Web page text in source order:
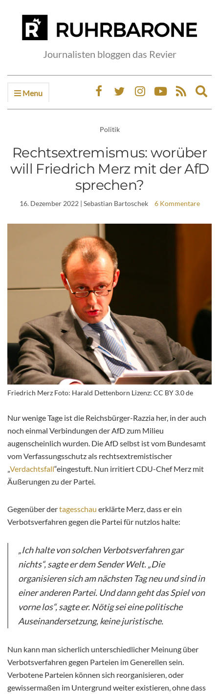
Journalisten bloggen das Revier
Menu
Politik
Rechtsextremismus: worüber
will Friedrich Merz mit der AfD
sprechen?
16. Dezember 2022| Sebastian Bartoschek 6 Kommentare
Friedrich Merz Foto: Harald Dettenborn Lizenz: CC BY 3.0 de
Nur wenige Tage ist die Reichsbürger-Razzia her, in der auch
noch einmal Verbindungen der AfD zum Milieu
augenscheinlich wurden. Die AfD selbst ist vom Bundesamt
vom Verfassungsschutz als rechtsextremistischer
Verdachtsfall“eingestuft. Nun irritiert CDU-Chef Merz mit
Äußerungen zu der Partei.
Gegenüber dertagesschau erklärte Merz, dass er ein
Verbotsverfahren gegen die Partei für nutzlos halte:
„Ich halte von solchen Verbotsverfahren gar
nichts“, sagte er dem Sender Welt. „Die
organisieren sich am nächsten Tag neu und sind in
einer anderen Partei. Und dann geht das Spiel von
vorne los“, sagte er. Nötig sei eine politische
Auseinandersetzung, keine juristische.
Nun kann man sicherlich unterschiedlicher Meinung über
Verbotsverfahren gegen Parteien im Generellen sein.
Verbotene Parteien können sich reorganisieren, oder
gewissermaßen im Untergrund weiter existieren, ohne dass